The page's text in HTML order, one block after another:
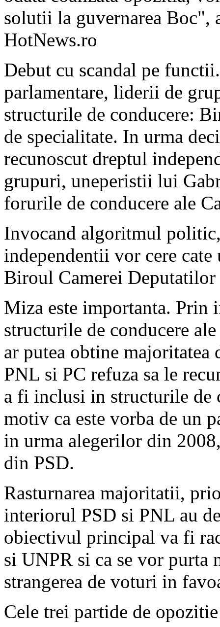
solutii la guvernarea Boc",
HotNews.ro
Debut cu scandal pe
parlamentare, liderii de
structurile de conducere:
de specialitate. In urma
recunoscut dreptul
grupuri, uneperistii lui
forurile de conducere ale
Invocand algoritmul
independentii vor cere
Biroul Camerei
Miza este importanta. Prin
structurile de conducere
ar putea obtine majoritatea
PNL si PC refuza sa le
a fi inclusi in structurile de
motiv ca este vorba de un
in urma alegerilor din
din PSD.
Rasturnarea majoritatii,
interiorul PSD si PNL au
obiectivul principal va fi
si UNPR si ca se vor purta
strangerea de voturi in
Cele trei partide de